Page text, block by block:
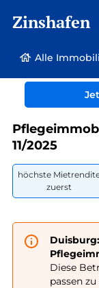
Zinshafen
Alle
Betreutes Wohnen und
11/2025
höchste
zuerst
Diese
passen